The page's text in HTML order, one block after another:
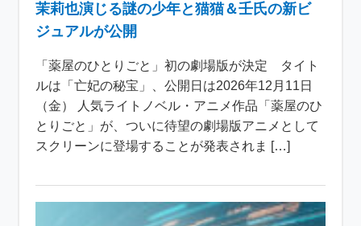
茉莉也演じる謎の少年と猫猫＆壬氏の新ビ
ジュアルが公開
「薬屋のひとりごと」初の劇場版が決定 タイト
ルは「亡妃の秘宝」、公開日は2026年12月11日
（金） 人気ライトノベル・アニメ作品「薬屋のひ
とりごと」が、ついに待望の劇場版アニメとして
スクリーンに登場することが発表されま […]